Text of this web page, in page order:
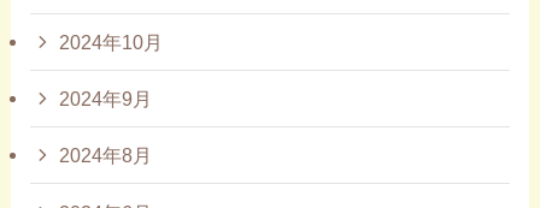
2024年10月
2024年9月
2024年8月